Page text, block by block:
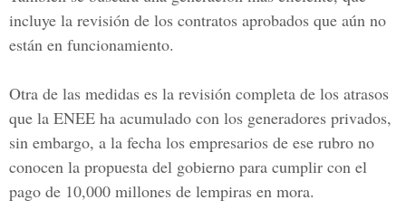
incluye la revisión de los contratos aprobados que aún no
están en funcionamiento.
Otra de las medidas es la revisión completa de los atrasos
que la ENEE ha acumulado con los generadores privados,
sin embargo, a la fecha los empresarios de ese rubro no
conocen la propuesta del gobierno para cumplir con el
pago de 10,000 millones de lempiras en mora.